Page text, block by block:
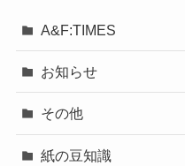
A&F:TIMES
お知らせ
その他
紙の豆知識